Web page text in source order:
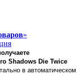
»
Shadows Die Twice
в автоматическом